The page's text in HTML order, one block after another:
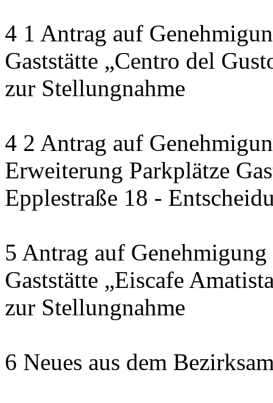
4 1 Antrag auf
Gaststätte „Centro del
zur Stellungnahme
4 2 Antrag auf
Erweiterung Parkplätze
Epplestraße 18 -
5 Antrag auf
Gaststätte „Eiscafe
zur Stellungnahme
6 Neues aus dem